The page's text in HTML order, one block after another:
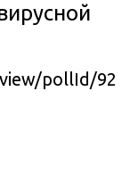
pollId/92